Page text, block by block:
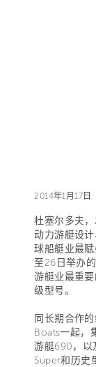
2014年1月17日
杜塞尔多夫
动力游艇设
球船艇业最
至26日举办
游艇业最重
级型号。
同长期合作
Boats一起，
游艇690，以
Super和历史